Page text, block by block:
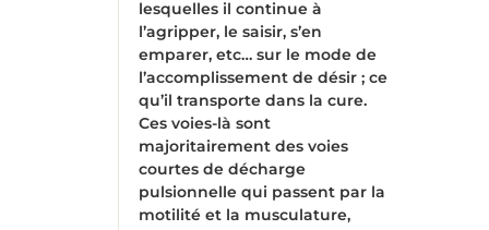
lesquelles il continue à
l’agripper, le saisir, s’en
emparer, etc… sur le mode de
l’accomplissement de désir ; ce
qu’il transporte dans la cure.
Ces voies-là sont
majoritairement des voies
courtes de décharge
pulsionnelle qui passent par la
motilité et la musculature,